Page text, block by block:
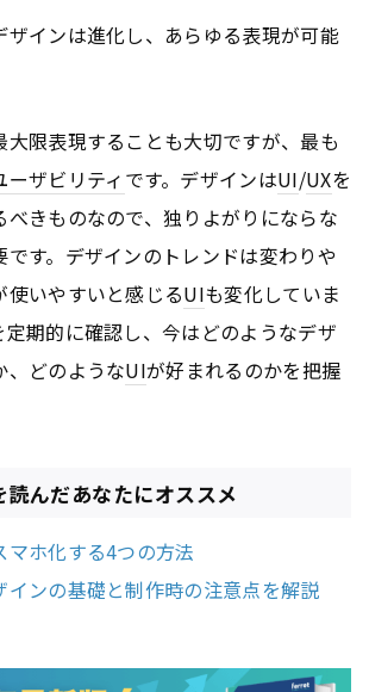
ザインは進化し、あらゆる表現が可能
限表現することも大切ですが、最も
ーザビリティ です。デザインはUI/UXを
きものなので、独りよがりにならな
です。デザインのトレンドは変わりや
いやすいと感じるUIも変化していま
定期的に確認し、今はどのようなデザ
、どのようなUIが好まれるのかを把握
読んだあなたにオススメ
マホ化する4つの方法
インの基礎と制作時の注意点を解説